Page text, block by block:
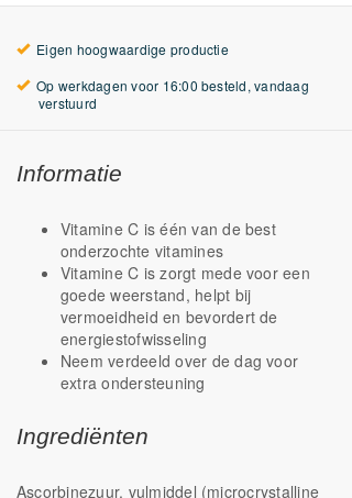
Eigen hoogwaardige productie
Op werkdagen voor 16:00 besteld, vandaag
verstuurd
Informatie
Vitamine C is één van de best
onderzochte vitamines
Vitamine C is zorgt mede voor een
goede weerstand, helpt bij
vermoeidheid en bevordert de
energiestofwisseling
Neem verdeeld over de dag voor
extra ondersteuning
Ingrediënten
Ascorbinezuur, vulmiddel (microcrystalline